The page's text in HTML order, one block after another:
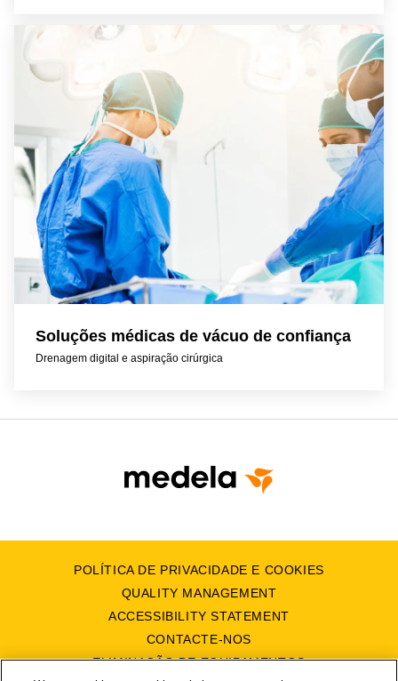
Soluções médicas de vácuo de confiança
Drenagem digital e aspiração cirúrgica
POLÍTICA DE PRIVACIDADE E COOKIES
QUALITY MANAGEMENT
ACCESSIBILITY STATEMENT
CONTACTE-NOS
ELIMINAÇÃO DE EQUIPAMENTOS